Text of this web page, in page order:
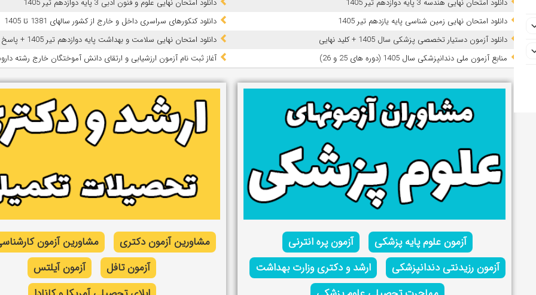
دانلود امتحان نهایی هندسه 3 پایه دوازدهم تیر 1405
دانلود امتحان نهایی علوم و فنون ادبی 3 پایه دوازدهم تیر 1405
دانلود امتحان نهایی زمین شناسی پایه یازدهم تیر 1405
دانلود کنکورهای سراسری داخل و خارج از کشور سالهای 1381 تا 1405
دانلود آزمون دستیار تخصصی پزشکی سال 1405 + کلید نهایی
دانلود امتحان نهایی سلامت و بهداشت پایه دوازدهم تیر 1405 + پاسخ
ﻣﻨﺎﺑﻊ آزﻣﻮن ﻣﻠﯽ دندانپزشکی سال 1405 (دوره های 25 و 26)
آغاز ثبت نام آزمون‌ ارزشیابی و ارتقای دانش آموختگان خارج رشته
آزمون علوم پایه پزشکی
آزمون پره انترنی
آزمون رزیدنتی دندانپزشکی
ارشد و دکتری وزارت بهداشت
مشاورین آزمون دکتری
مشاورین آزمون
آزمون تافل
آزمون آیلتس